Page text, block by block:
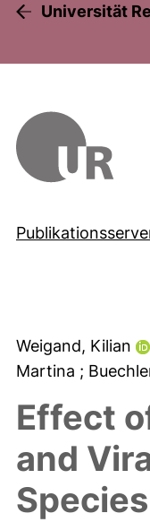
Universität
Weigand, Kilian
Martina ;
Effect
and